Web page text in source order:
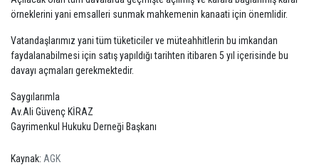
örneklerini yani emsalleri sunmak mahkemenin kanaati için önemlidir.
Vatandaşlarımız yani tüm tüketiciler ve müteahhitlerin bu imkandan
faydalanabilmesi için satış yapıldığı tarihten itibaren 5 yıl içerisinde bu
davayı açmaları gerekmektedir.
Saygılarımla
Av.Ali Güvenç KİRAZ
Gayrimenkul Hukuku Derneği Başkanı
Kaynak: AGK